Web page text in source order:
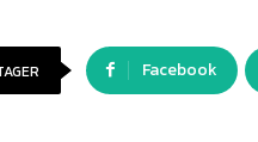
Facebook